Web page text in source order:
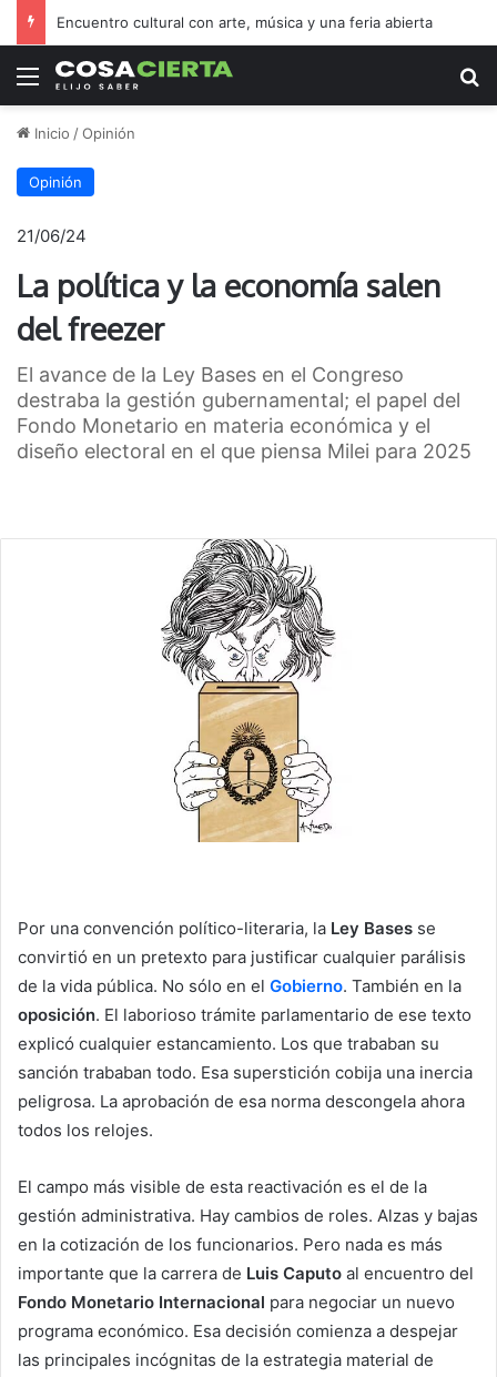
Encuentro cultural con arte, música y una feria abierta
Menú
Inicio /Opinión
Opinión
21/06/24
La política y la economía salen
del freezer
El avance de la Ley Bases en el Congreso
destraba la gestión gubernamental; el papel del
Fondo Monetario en materia económica y el
diseño electoral en el que piensa Milei para 2025
Por una convención político-literaria, la Ley Bases se
convirtió en un pretexto para justificar cualquier parálisis
de la vida pública. No sólo en el Gobierno. También en la
oposición. El laborioso trámite parlamentario de ese texto
explicó cualquier estancamiento. Los que trababan su
sanción trababan todo. Esa superstición cobija una inercia
peligrosa. La aprobación de esa norma descongela ahora
todos los relojes.
El campo más visible de esta reactivación es el de la
gestión administrativa. Hay cambios de roles. Alzas y bajas
en la cotización de los funcionarios. Pero nada es más
importante que la carrera de Luis Caputo al encuentro del
Fondo Monetario Internacional para negociar un nuevo
programa económico. Esa decisión comienza a despejar
las principales incógnitas de la estrategia material de